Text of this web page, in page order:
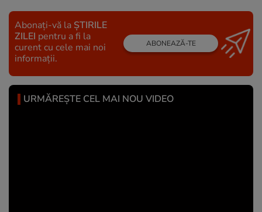
Abonați-vă la ȘTIRILE
ZILEI pentru a fi la
curent cu cele mai noi
informații.
ABONEAZĂ-TE
URMĂREȘTE CEL MAI NOU VIDEO